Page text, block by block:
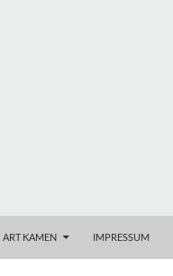
ART KAMEN IMPRESSUM